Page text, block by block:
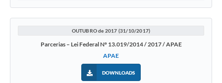
OUTUBRO de 2017 (31/10/2017)
Parcerias – Lei Federal Nº 13.019/2014 / 2017 / APAE
APAE
DOWNLOADS